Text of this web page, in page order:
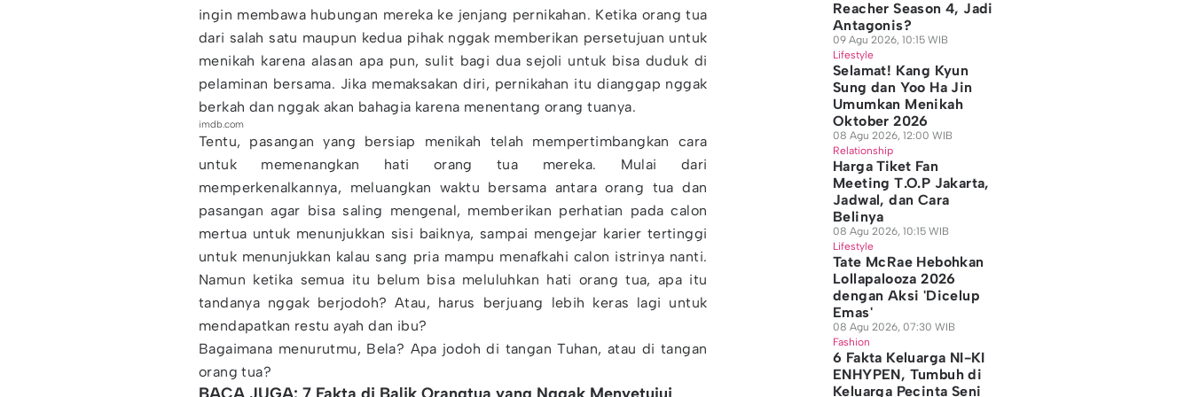
ingin membawa hubungan mereka ke jenjang pernikahan. Ketika orang tua
dari salah satu maupun kedua pihak nggak memberikan persetujuan untuk
menikah karena alasan apa pun, sulit bagi dua sejoli untuk bisa duduk di
pelaminan bersama. Jika memaksakan diri, pernikahan itu dianggap nggak
berkah dan nggak akan bahagia karena menentang orang tuanya.
imdb.com
Tentu, pasangan yang bersiap menikah telah mempertimbangkan cara
untuk memenangkan hati orang tua mereka. Mulai dari
memperkenalkannya, meluangkan waktu bersama antara orang tua dan
pasangan agar bisa saling mengenal, memberikan perhatian pada calon
mertua untuk menunjukkan sisi baiknya, sampai mengejar karier tertinggi
untuk menunjukkan kalau sang pria mampu menafkahi calon istrinya nanti.
Namun ketika semua itu belum bisa meluluhkan hati orang tua, apa itu
tandanya nggak berjodoh? Atau, harus berjuang lebih keras lagi untuk
mendapatkan restu ayah dan ibu?
Bagaimana menurutmu, Bela? Apa jodoh di tangan Tuhan, atau di tangan
orang tua?
Reacher Season 4, Jadi
Antagonis?
09 Agu 2026, 10:15 WIB
Lifestyle
Selamat! Kang Kyun
Sung dan Yoo Ha Jin
Umumkan Menikah
Oktober 2026
08 Agu 2026, 12:00 WIB
Relationship
Harga Tiket Fan
Meeting T.O.P Jakarta,
Jadwal, dan Cara
Belinya
08 Agu 2026, 10:15 WIB
Lifestyle
Tate McRae Hebohkan
Lollapalooza 2026
dengan Aksi 'Dicelup
Emas'
08 Agu 2026, 07:30 WIB
Fashion
6 Fakta Keluarga NI-KI
ENHYPEN, Tumbuh di
Keluarga Pecinta Seni